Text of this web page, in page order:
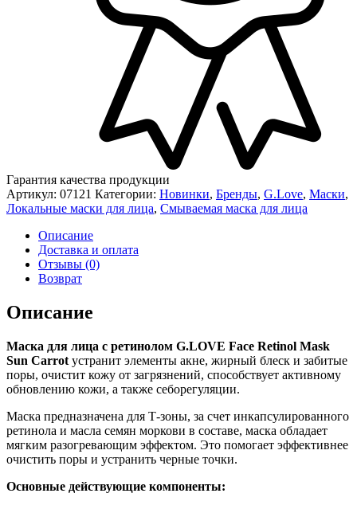
Гарантия качества продукции
Артикул: 07121 Категории: Новинки, Бренды, G.Love, Маски,
Локальные маски для лица, Смываемая маска для лица
Описание
Доставка и оплата
Отзывы (0)
Возврат
Описание
Маска для лица c ретинолом G.LOVE Face Retinol Mask
Sun Carrot устранит элементы акне, жирный блеск и забитые
поры, очистит кожу от загрязнений, способствует активному
обновлению кожи, а также себорегуляции.
Маска предназначена для Т-зоны, за счет инкапсулированного
ретинола и масла семян моркови в составе, маска обладает
мягким разогревающим эффектом. Это помогает эффективнее
очистить поры и устранить черные точки.
Основные действующие компоненты: